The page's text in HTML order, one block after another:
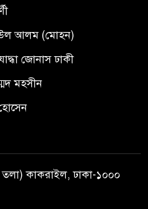
আলম (মোহন)
জোনাস ঢাকী
মহসীন
কাকরাইল, ঢাকা-১০০০